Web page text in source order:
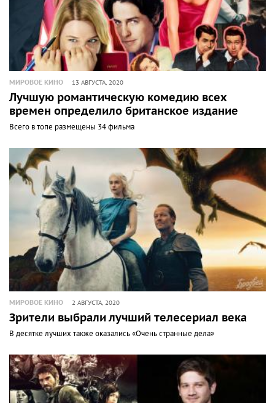
МИРОВОЕ КИНО 13 АВГУСТА, 2020
Лучшую романтическую комедию всех
времен определило британское издание
Всего в топе размещены 34 фильма
МИРОВОЕ КИНО 2 АВГУСТА, 2020
Зрители выбрали лучший телесериал века
В десятке лучших также оказались «Очень странные дела»